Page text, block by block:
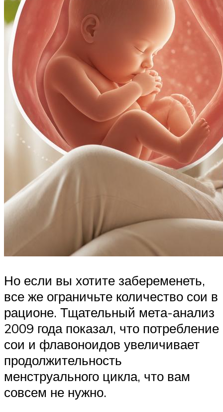
Но если вы хотите забеременеть,
все же ограничьте количество сои в
рационе. Тщательный мета-анализ
2009 года показал, что потребление
сои и флавоноидов увеличивает
продолжительность
менструального цикла, что вам
совсем не нужно.